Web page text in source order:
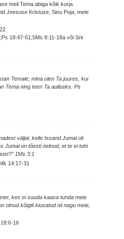
meil Tema abiga kõik kurja
Jeesuse Kristuse, Sinu Poja, meie
18:47-51;5Ms 8:11-18a või Srk
Temale; mina olen Ta juures, kui
Tema ning teen Ta auliseks. Ps
väljal, kelle Issand Jumal oli
Jumal on tõesti öelnud, et te ei tohi
1Ms 3:1
14:17-31
kes ei suuda kaasa tunda meie
olnud kõigiti kiusatud nii nagu meie,
16